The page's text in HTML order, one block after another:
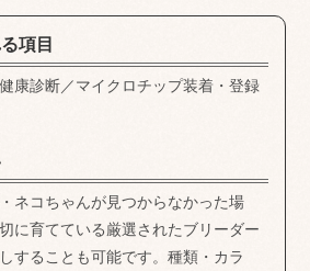
項目
康診断／マイクロチップ装着・登録
ネコちゃんが見つからなかった場
に育てている厳選されたブリーダー
することも可能です。種類・カラ